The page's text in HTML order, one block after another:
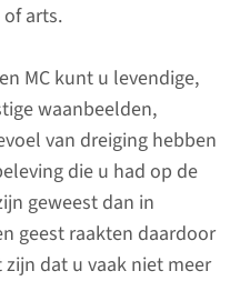
arts.
MC kunt u levendige,
waanbeelden,
van dreiging hebben
die u had op de
geweest dan in
geest raakten daardoor
dat u vaak niet meer